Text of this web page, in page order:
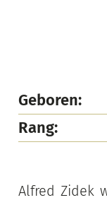
Geboren:
Rang:
Alfred Zidek